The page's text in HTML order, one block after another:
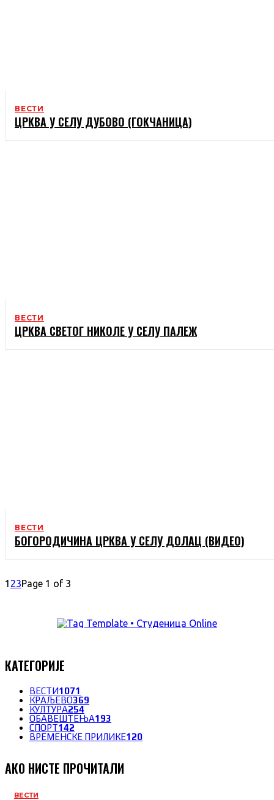
ВЕСТИ
ЦРКВА У СЕЛУ ДУБОВО (ГОКЧАНИЦА)
ВЕСТИ
ЦРКВА СВЕТОГ НИКОЛЕ У СЕЛУ ПАЛЕЖ
ВЕСТИ
БОГОРОДИЧИНА ЦРКВА У СЕЛУ ДОЛАЦ (ВИДЕО)
1 23Page 1 of 3
КАТЕГОРИЈЕ
ВЕСТИ1071
КРАЉЕВО369
КУЛТУРА254
ОБАВЕШТЕЊА193
СПОРТ142
ВРЕМЕНСКЕ ПРИЛИКЕ120
АКО НИСТЕ ПРОЧИТАЛИ
ВЕСТИ